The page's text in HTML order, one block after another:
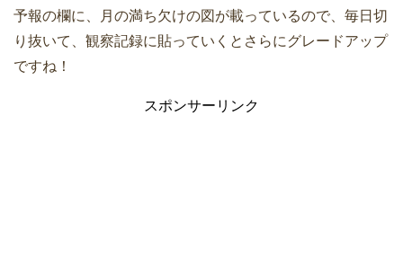
予報の欄に、月の満ち欠けの図が載っているので、毎日切
り抜いて、観察記録に貼っていくとさらにグレードアップ
ですね！
スポンサーリンク